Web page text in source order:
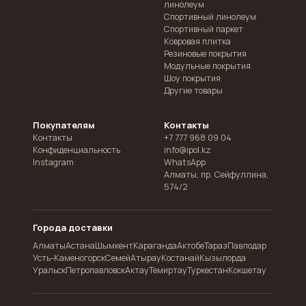
линолеум
Спортивный линолеум
Спортивный паркет
Ковровая плитка
Резиновые покрытия
Модульные покрытия
Шоу покрытия
Другие товары
Покупателям
Контакты
Конфиденциальность
Instagram
Контакты
+7 777 968 09 04
info@ipol.kz
WhatsApp
Алматы, пр. Сейфуллина,
574/2
Города доставки
АлматыАстанаШымкентКарагандаАктобеТаразПавлодар
Усть-КаменогорскСемейАтырауКостанайКызылорда
УральскПетропавловскАктауТемиртауТуркестанКокшетау